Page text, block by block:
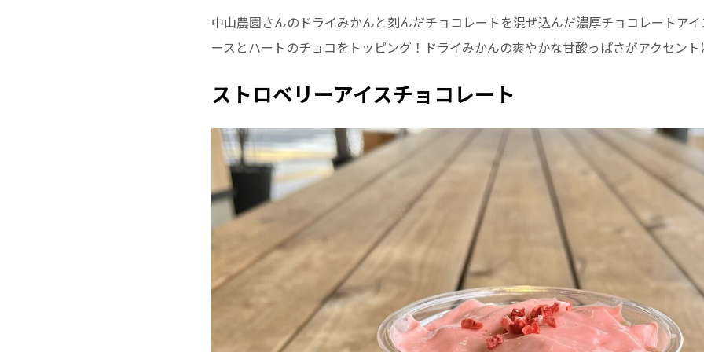
中山農園さんのドライみかんと刻んだチョコレートを混ぜ込んだ濃厚チョコレートア
ースとハートのチョコをトッピング！ドライみかんの爽やかな甘酸っぱさがアクセント
ストロベリーアイスチョコレート